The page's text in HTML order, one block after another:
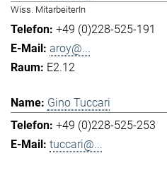
Wiss. MitarbeiterIn
+49 (0)228-525-191
aroy@...
E2.12
Gino Tuccari
+49 (0)228-525-253
tuccari@...